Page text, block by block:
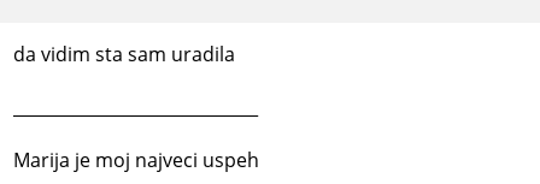
da vidim sta sam uradila
Marija je moj najveci uspeh